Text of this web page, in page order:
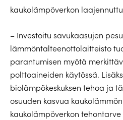
kaukolämpöverkon
– Investoitu savukaasujen
lämmöntalteenottolaitteisto
parantumisen myötä
polttoaineiden käytössä.
biolämpökeskuksen tehoa ja
osuuden kasvua
kaukolämpöverkon